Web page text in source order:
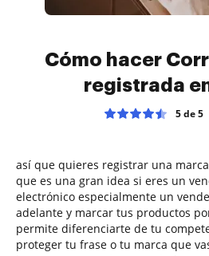
Cómo hacer
registrada
5 de 5
así que quieres registrar una
que es una gran idea si eres un
electrónico especialmente un
adelante y marcar tus productos
permite diferenciarte de tu
proteger tu frase o tu marca que